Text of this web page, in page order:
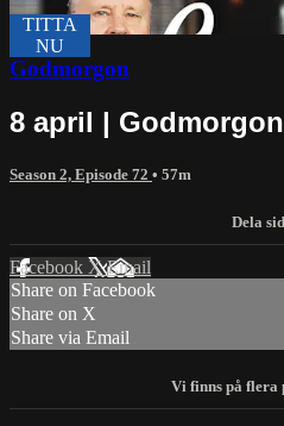
Godmorgon
8 april | Godmorgon
Season 2, Episode 72 • 57m
Facebook XEmail
Share on Facebook
Share on X
Share via Email